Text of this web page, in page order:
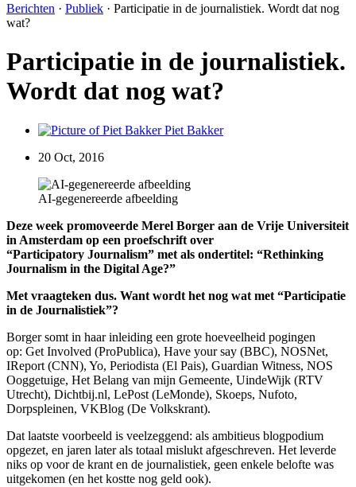
Berichten · Publiek · Participatie in de journalistiek. Wordt dat nog
wat?
Participatie in de journalistiek.
Wordt dat nog wat?
Piet Bakker
20 Oct, 2016
AI-gegenereerde afbeelding
Deze week promoveerde Merel Borger aan de Vrije Universiteit
in Amsterdam op een proefschrift over
“Participatory Journalism” met als ondertitel: “Rethinking
Journalism in the Digital Age?”
Met vraagteken dus. Want wordt het nog wat met “Participatie
in de Journalistiek”?
Borger somt in haar inleiding een grote hoeveelheid pogingen
op: Get Involved (ProPublica), Have your say (BBC), NOSNet,
IReport (CNN), Yo, Periodista (El Pais), Guardian Witness, NOS
Ooggetuige, Het Belang van mijn Gemeente, UindeWijk (RTV
Utrecht), Dichtbij.nl, LePost (LeMonde), Skoeps, Nufoto,
Dorpspleinen, VKBlog (De Volkskrant).
Dat laatste voorbeeld is veelzeggend: als ambitieus blogpodium
opgezet, en jaren later als totaal mislukt afgeschreven. Het leverde
niks op voor de krant en de journalistiek, geen enkele belofte was
uitgekomen (en het kostte nog geld ook).